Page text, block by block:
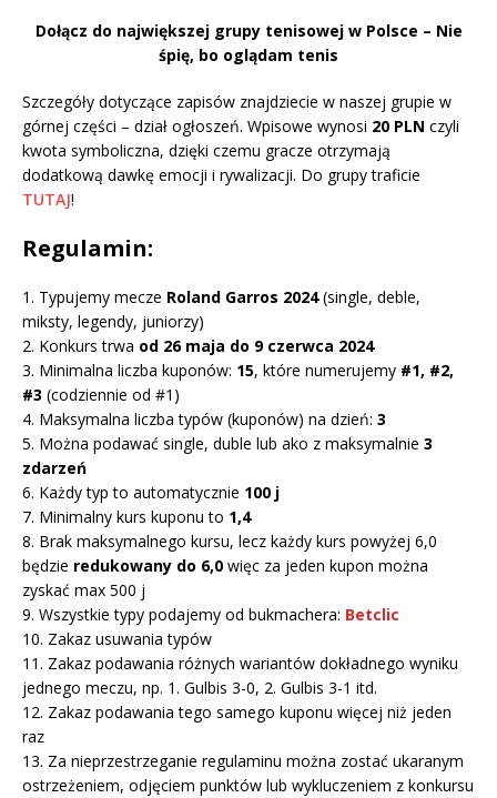
Dołącz do największej grupy tenisowej w Polsce – Nie
śpię, bo oglądam tenis
Szczegóły dotyczące zapisów znajdziecie w naszej grupie w
górnej części – dział ogłoszeń. Wpisowe wynosi 20 PLN czyli
kwota symboliczna, dzięki czemu gracze otrzymają
dodatkową dawkę emocji i rywalizacji. Do grupy traficie
TUTAJ!
Regulamin:
1. Typujemy mecze Roland Garros 2024(single, deble,
miksty, legendy, juniorzy)
2. Konkurs trwa od 26 maja do 9 czerwca 2024
3. Minimalna liczba kuponów: 15, które numerujemy #1, #2,
#3 (codziennie od #1)
4. Maksymalna liczba typów (kuponów) na dzień: 3
5. Można podawać single, duble lub ako z maksymalnie 3
zdarzeń
6. Każdy typ to automatycznie 100 j
7. Minimalny kurs kuponu to 1,4
8. Brak maksymalnego kursu, lecz każdy kurs powyżej 6,0
będzie redukowany do 6,0 więc za jeden kupon można
zyskać max 500 j
9. Wszystkie typy podajemy od bukmachera: Betclic
10. Zakaz usuwania typów
11. Zakaz podawania różnych wariantów dokładnego wyniku
jednego meczu, np. 1. Gulbis 3-0, 2. Gulbis 3-1 itd.
12. Zakaz podawania tego samego kuponu więcej niż jeden
raz
13. Za nieprzestrzeganie regulaminu można zostać ukaranym
ostrzeżeniem, odjęciem punktów lub wykluczeniem z konkursu